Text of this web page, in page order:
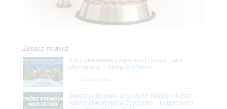
Zobacz również
Ryby akwariowe Legionowo i Nowy Dwór
Mazowiecki – Sklep ZooNemo
Stwórz podwodne arcydzieło: Najpiękniejsze
rośliny akwariowe w ZooNemo – Legionowo i